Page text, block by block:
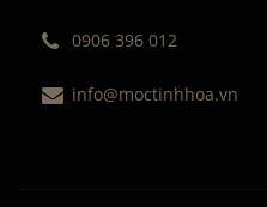
0906 396 012
info@moctinhhoa.vn